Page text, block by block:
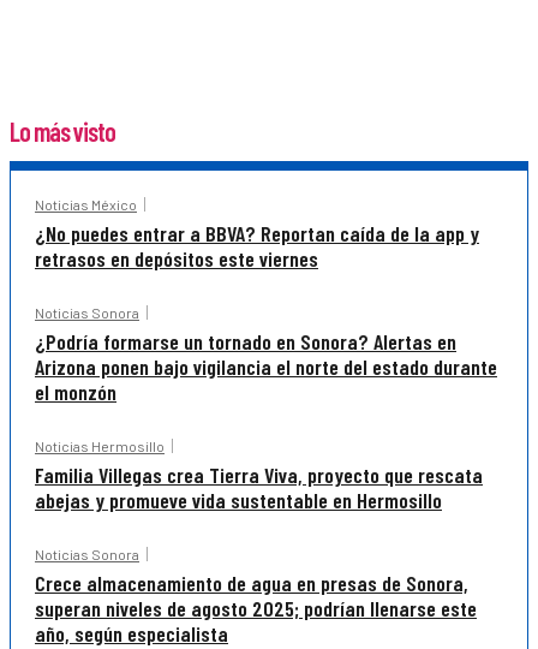
Lo más visto
Noticias México
¿No puedes entrar a BBVA? Reportan caída de la app y
retrasos en depósitos este viernes
Noticias Sonora
¿Podría formarse un tornado en Sonora? Alertas en
Arizona ponen bajo vigilancia el norte del estado durante
el monzón
Noticias Hermosillo
Familia Villegas crea Tierra Viva, proyecto que rescata
abejas y promueve vida sustentable en Hermosillo
Noticias Sonora
Crece almacenamiento de agua en presas de Sonora,
superan niveles de agosto 2025; podrían llenarse este
año, según especialista